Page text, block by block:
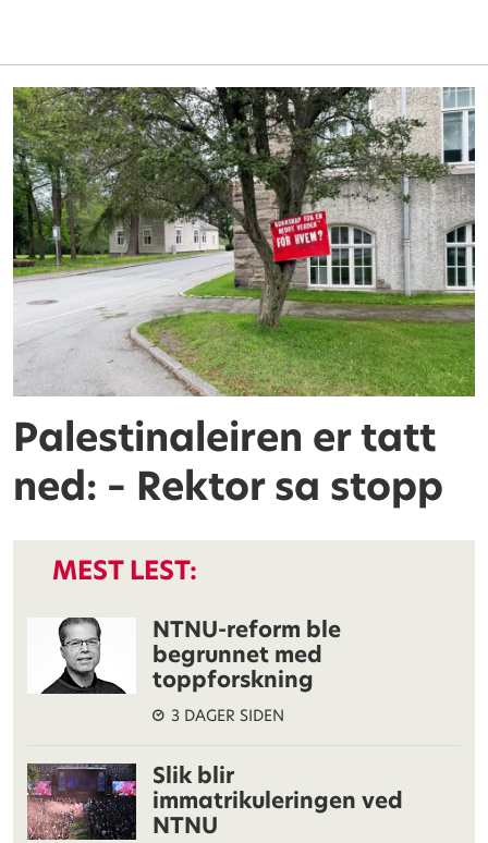
Palestinaleiren er tatt
ned: – Rektor sa stopp
MEST LEST:
NTNU-reform ble
begrunnet med
toppforskning
3 DAGER SIDEN
Slik blir
immatrikuleringen ved
NTNU